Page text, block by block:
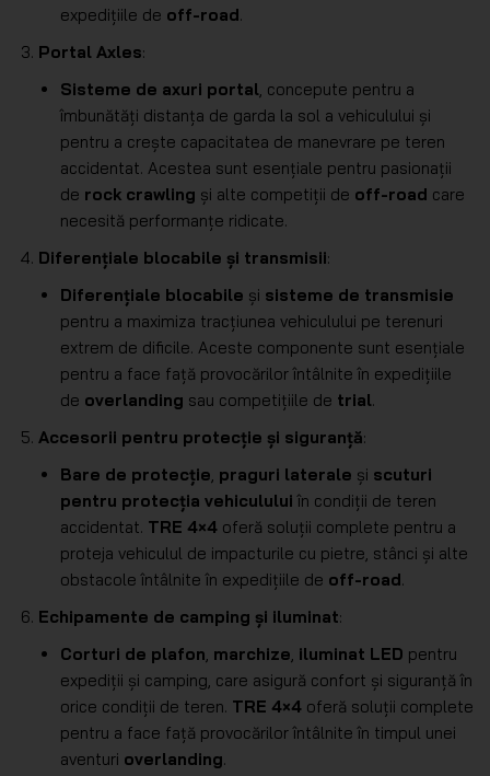
expedițiile de off-road.
Portal Axles:
Sisteme de axuri portal , concepute pentru a
îmbunătăți distanța de garda la sol a vehiculului și
pentru a crește capacitatea de manevrare pe teren
accidentat. Acestea sunt esențiale pentru pasionații
de rock crawling și alte competiții de off-road care
necesită performanțe ridicate.
Diferențiale blocabile și transmisii:
Diferențiale blocabile și sisteme de transmisie
pentru a maximiza tracțiunea vehiculului pe terenuri
extrem de dificile. Aceste componente sunt esențiale
pentru a face față provocărilor întâlnite în expedițiile
de overlanding sau competițiile de trial.
Accesorii pentru protecție și siguranță:
Bare de protecție praguri laterale și scuturi
pentru protecția vehiculului în condiții de teren
accidentat. TRE 4×4 oferă soluții complete pentru a
proteja vehiculul de impacturile cu pietre, stânci și alte
obstacole întâlnite în expedițiile de off-road.
Echipamente de camping și iluminat:
Corturi de plafon marchize iluminat LED pentru
expediții și camping, care asigură confort și siguranță în
orice condiții de teren. TRE 4×4 oferă soluții complete
pentru a face față provocărilor întâlnite în timpul unei
aventuri overlanding.